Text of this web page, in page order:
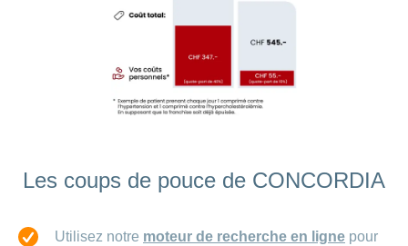
Les coups de pouce de CONCORDIA
Utilisez notre moteur de recherche en ligne pour